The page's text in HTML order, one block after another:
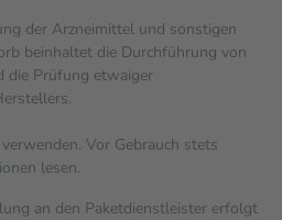
der Arzneimittel und sonstigen
beinhaltet die Durchführung von
die Prüfung etwaiger
Vor Gebrauch stets
lesen.
an den Paketdienstleister erfolgt